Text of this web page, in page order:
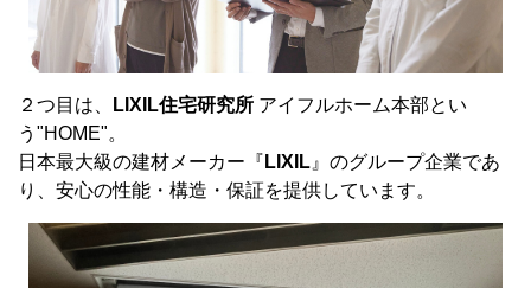
２つ目は、 LIXIL住宅研究所 アイフルホーム本部とい
う"HOME"。
日本最大級の建材メーカー『 LIXIL 』のグループ企業であ
り、安心の性能・構造・保証を提供しています。